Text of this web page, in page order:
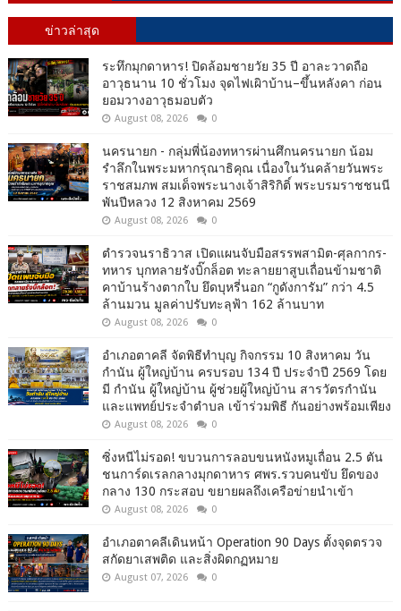
ข่าวล่าสุด
ระทึกมุกดาหาร! ปิดล้อมชายวัย 35 ปี อาละวาดถือ
อาวุธนาน 10 ชั่วโมง จุดไฟเผิาบ้าน–ขึ้นหลังคา ก่อน
ยอมวางอาวุธมอบตัว
August 08, 2026 0
นครนายก - กลุ่มพี่น้องทหารผ่านศึกนครนายก น้อม
รำลึกในพระมหากรุณาธิคุณ เนื่องในวันคล้ายวันพระ
ราชสมภพ สมเด็จพระนางเจ้าสิริกิติ์ พระบรมราชชนนี
พันปีหลวง 12 สิงหาคม 2569
August 08, 2026 0
ตำรวจนราธิวาส เปิดแผนจับมือสรรพสามิต-ศุลกากร-
ทหาร บุกทลายรังบิ๊กล็อต ทะลายยาสูบเถื่อนข้ามชาติ
คาบ้านร้างตากใบ ยึดบุหรี่นอก “กูดังการัม” กว่า 4.5
ล้านมวน มูลค่าปรับทะลุฟ้า 162 ล้านบาท
August 08, 2026 0
อำเภอตาคลี จัดพิธีทำบุญ กิจกรรม 10 สิงหาคม วัน
กำนัน ผู้ใหญ่บ้าน ครบรอบ 134 ปี ประจำปี 2569 โดย
มี กำนัน ผู้ใหญ่บ้าน ผู้ช่วยผู้ใหญ่บ้าน สารวัตรกำนัน
และแพทย์ประจำตำบล เข้าร่วมพิธี กันอย่างพร้อมเพียง
August 08, 2026 0
ซิ่งหนีไม่รอด! ขบวนการลอบขนหนังหมูเถื่อน 2.5 ตัน
ชนการ์ดเรลกลางมุกดาหาร ศพร.รวบคนขับ ยึดของ
กลาง 130 กระสอบ ขยายผลถึงเครือข่ายนำเข้า
August 08, 2026 0
อำเภอตาคลีเดินหน้า Operation 90 Days ตั้งจุดตรวจ
สกัดยาเสพติด และสิ่งผิดกฏหมาย
August 07, 2026 0